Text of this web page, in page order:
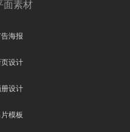
面素材
告海报
页设计
册设计
片模板